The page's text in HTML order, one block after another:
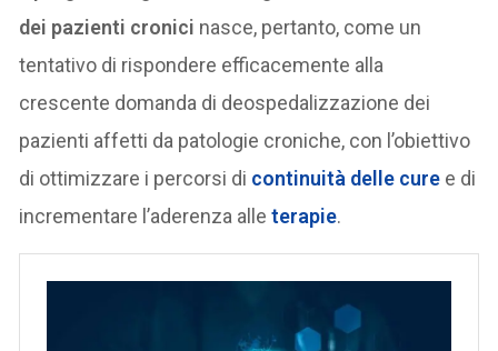
dei pazienti cronici nasce, pertanto, come un
tentativo di rispondere efficacemente alla
crescente domanda di deospedalizzazione dei
pazienti affetti da patologie croniche, con l’obiettivo
di ottimizzare i percorsi di continuità delle cure e di
incrementare l’aderenza alleterapie.